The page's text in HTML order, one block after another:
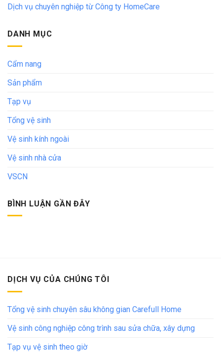
Dịch vụ chuyên nghiệp từ Công ty HomeCare
DANH MỤC
Cẩm nang
Sản phẩm
Tạp vụ
Tổng vệ sinh
Vệ sinh kính ngoài
Vệ sinh nhà cửa
VSCN
BÌNH LUẬN GẦN ĐÂY
DỊCH VỤ CỦA CHÚNG TÔI
Tổng vệ sinh chuyên sâu không gian Carefull Home
Vệ sinh công nghiệp công trình sau sửa chữa, xây dựng
Tạp vụ vệ sinh theo giờ